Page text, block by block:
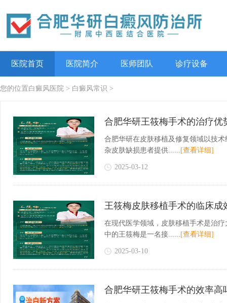
医院首页 医院简介 医师团队 诊疗设备
您的位置白癜风医院 > 白癜风常识 >
合肥华研王筱梅手术的治疗优
合肥华研在皮肤移植及修复领域以技
杂皮肤缺损患者提供...... [查看详细]
2025-03-12
王筱梅皮肤移植手术的临床成
在现代医学领域，皮肤移植手术是治
中的王筱梅是一名接...... [查看详细]
2025-03-10
合肥华研王筱梅手术的效率高